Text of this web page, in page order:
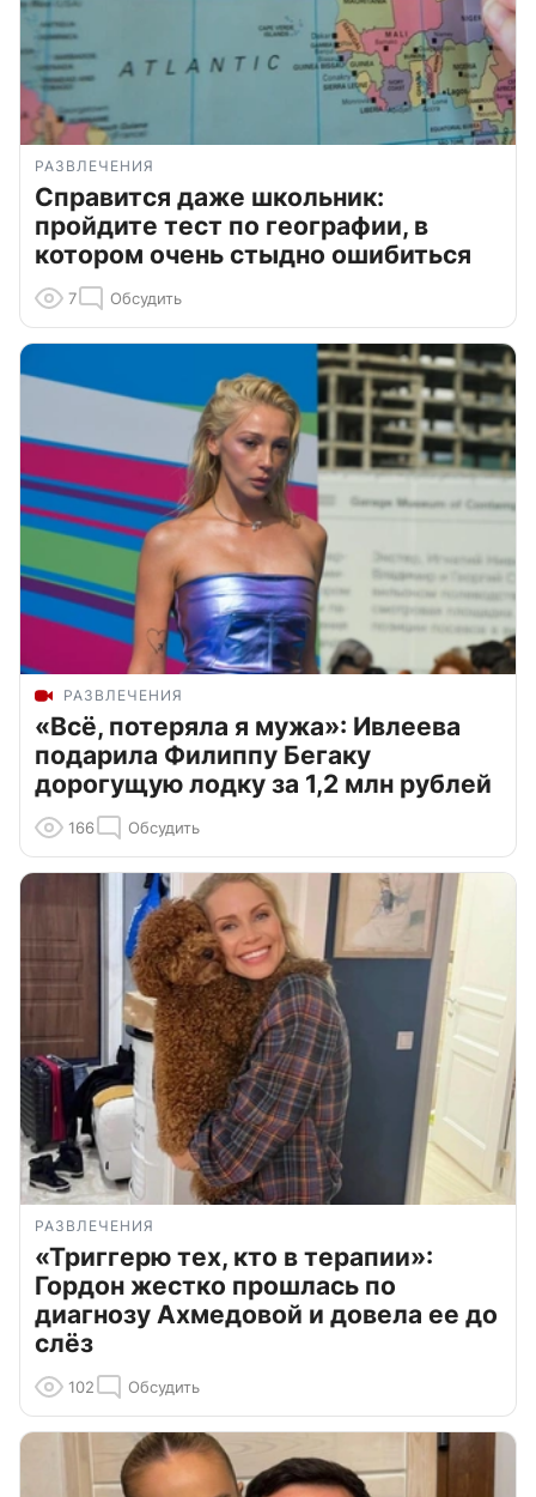
РАЗВЛЕЧЕНИЯ
Справится даже школьник:
пройдите тест по географии, в
котором очень стыдно ошибиться
7 Обсудить
РАЗВЛЕЧЕНИЯ
«Всё, потеряла я мужа»: Ивлеева
подарила Филиппу Бегаку
дорогущую лодку за 1,2 млн рублей
166 Обсудить
РАЗВЛЕЧЕНИЯ
«Триггерю тех, кто в терапии»:
Гордон жестко прошлась по
диагнозу Ахмедовой и довела ее до
слёз
102 Обсудить